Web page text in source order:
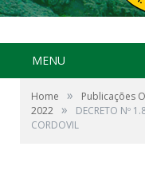
MENU
Home » Publicações
2022 »
DECRETO Nº
CORDOVIL